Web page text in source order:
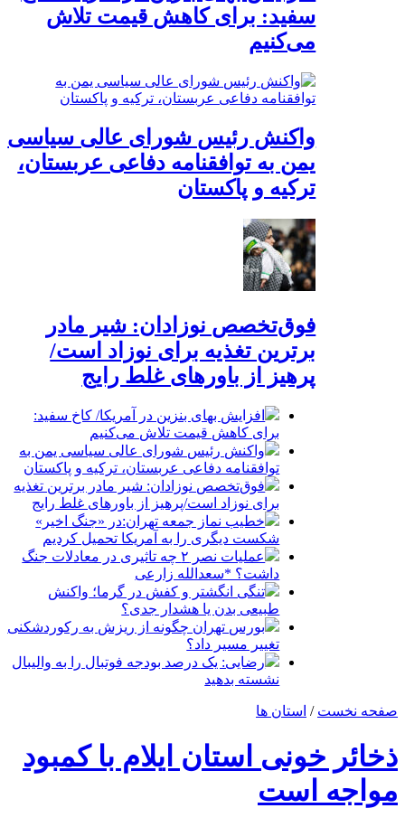
سفید: برای کاهش قیمت تلاش
می‌کنیم
واکنش رئیس شورای عالی سیاسی
یمن به توافقنامه دفاعی عربستان،
ترکیه و پاکستان
فوق‌تخصص نوزادان: شیر مادر
برترین تغذیه برای نوزاد است/
پرهیز از باورهای غلط رایج
افزایش بهای بنزین در آمریکا/ کاخ سفید:
برای کاهش قیمت تلاش می‌کنیم
واکنش رئیس شورای عالی سیاسی یمن به
توافقنامه دفاعی عربستان، ترکیه و پاکستان
فوق‌تخصص نوزادان: شیر مادر برترین تغذیه
برای نوزاد است/پرهیز از باورهای غلط رایج
خطیب نماز جمعه تهران:در «جنگ اخیر»
شکست دیگری را به آمریکا تحمیل کردیم
عملیات نصر ۲ چه تاثیری در معادلات جنگ
داشت؟ *سعدالله زارعی
تنگی انگشتر و کفش در گرما؛ واکنش
طبیعی بدن یا هشدار جدی؟
بورس تهران چگونه از ریزش به رکوردشکنی
تغییر مسیر داد؟
رضایی: یک درصد بودجه فوتبال را به والیبال
نشسته بدهید
صفحه نخست / استان ها
ذخائر خونی استان ایلام با کمبود
مواجه است